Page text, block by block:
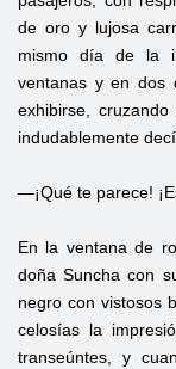
de oro y lujosa
mismo día de la
ventanas y en dos
exhibirse,
indudablemente
—¡Qué te parece!
En la ventana de
doña Suncha con
negro con vistosos
celosías la
transeúntes, y